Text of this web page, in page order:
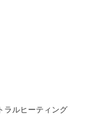
ルヒーティング